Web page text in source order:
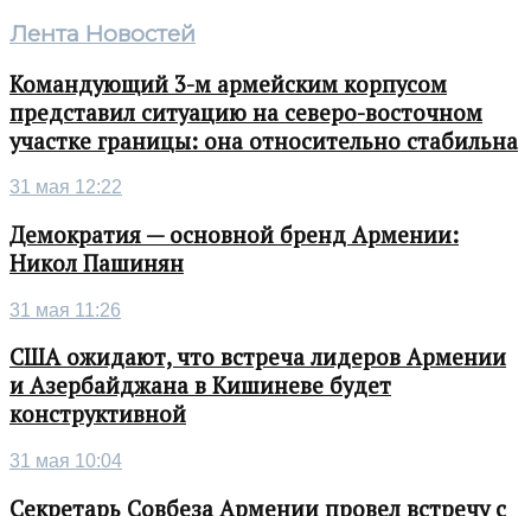
Лента Новостей
Командующий 3-м армейским корпусом
представил ситуацию на северо-восточном
участке границы: она относительно стабильна
31 мая 12:22
Демократия — основной бренд Армении:
Никол Пашинян
31 мая 11:26
США ожидают, что встреча лидеров Армении
и Азербайджана в Кишиневе будет
конструктивной
31 мая 10:04
Секретарь Совбеза Армении провел встречу с